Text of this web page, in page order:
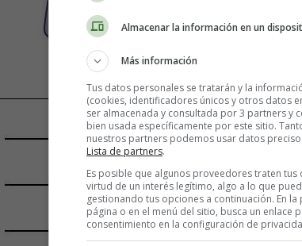
Almacenar la información en un
Más información
Tus datos personales se tratarán y la
(cookies, identificadores únicos y otros datos
ser almacenada y consultada por 3 partners y
bien usada específicamente por este sitio.
nuestros partners podemos usar datos
Lista de partners.
Es posible que algunos proveedores traten tus
virtud de un interés legítimo, algo a lo que
gestionando tus opciones a continuación. En
página o en el menú del sitio, busca un enlace
consentimiento en la configuración de